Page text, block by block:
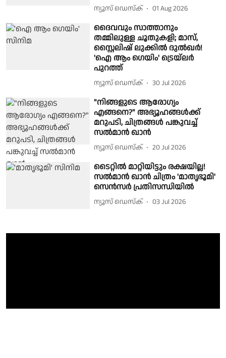
ന്യൂസ് ഡെസ്ക് 01 Aug 2026
ദൈവവും സാത്താനും
തമ്മിലുള്ള ചൂതുകളി; മാസ്,
സ്റ്റൈലിഷ് ലുക്കിൽ ദുൽഖർ!
'ഐ ആം ഗെയിം' ട്രെയ്‌ലർ
പുറത്ത്
ന്യൂസ് ഡെസ്ക് 30 Jul 2026
"നിങ്ങളുടെ ആരോഗ്യം
എങ്ങനെ?" അഭ്യൂഹങ്ങൾക്ക്
മറുപടി, ചിത്രങ്ങൾ പങ്കുവച്ച്
സൽമാൻ ഖാൻ
ന്യൂസ് ഡെസ്ക് 20 Jul 2026
ടൈറ്റിൽ മാറ്റിയിട്ടും രക്ഷയില്ല!
സൽമാൻ ഖാൻ ചിത്രം 'മാതൃഭൂമി'
സെൻസർ പ്രതിസന്ധിയിൽ
ന്യൂസ് ഡെസ്ക് 03 Jul 2026